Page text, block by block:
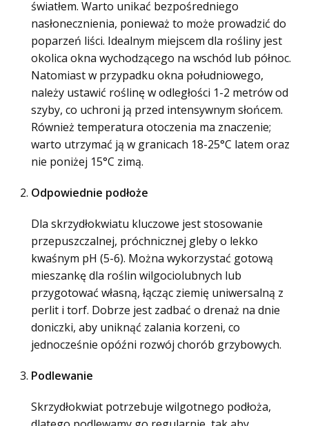
światłem. Warto unikać bezpośredniego
nasłonecznienia, ponieważ to może prowadzić do
poparzeń liści. Idealnym miejscem dla rośliny jest
okolica okna wychodzącego na wschód lub północ.
Natomiast w przypadku okna południowego,
należy ustawić roślinę w odległości 1-2 metrów od
szyby, co uchroni ją przed intensywnym słońcem.
Również temperatura otoczenia ma znaczenie;
warto utrzymać ją w granicach 18-25°C latem oraz
nie poniżej 15°C zimą.
Odpowiednie podłoże
Dla skrzydłokwiatu kluczowe jest stosowanie
przepuszczalnej, próchnicznej gleby o lekko
kwaśnym pH (5-6). Można wykorzystać gotową
mieszankę dla roślin wilgociolubnych lub
przygotować własną, łącząc ziemię uniwersalną z
perlit i torf. Dobrze jest zadbać o drenaż na dnie
doniczki, aby uniknąć zalania korzeni, co
jednocześnie opóźni rozwój chorób grzybowych.
Podlewanie
Skrzydłokwiat potrzebuje wilgotnego podłoża,